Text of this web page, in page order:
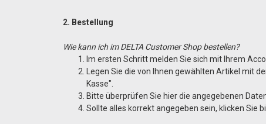
2. Bestellung
Wie kann ich im DELTA Customer Shop bestellen?
Im ersten Schritt melden Sie sich mit Ihrem
Legen Sie die von Ihnen gewählten Artikel mit
Kasse".
Bitte überprüfen Sie hier die angegebenen
Sollte alles korrekt angegeben sein, klicken Sie